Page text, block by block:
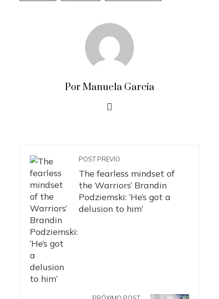
Por Manuela García
POST PREVIO
The fearless mindset of
the Warriors’ Brandin
Podziemski: ‘He’s got a
delusion to him’